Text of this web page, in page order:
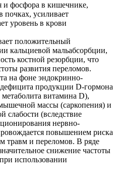
фосфора в кишечнике,
почках, усиливает
уровень в крови
положительный
кальциевой мальабсорбции,
костной резорбции, что
развития переломов.
на фоне эндокринно-
продукции D-гормона
витамина D),
массы (саркопения) и
слабости (вследствие
нервно-
повышением риска
травм и переломов. В ряде
снижение частоты
использовании